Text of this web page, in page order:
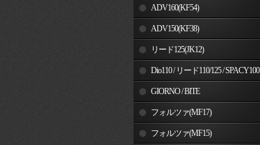
PCX150(KF12/KF18)
ADV160(KF54)
ADV150(KF38)
リード125(JK12)
Dio110 / リード110/125 / SPACY100
GIORNO / BITE
フォルツァ(MF17)
フォルツァ(MF15)